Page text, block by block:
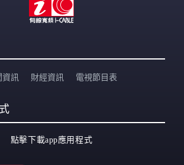
資訊 財經資訊 電視節目表
點擊下載app應用程式